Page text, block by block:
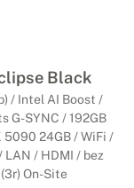
tvoriť alebo
PC
so systémom
vybavené
urýchľujú
Black
/ Intel AI Boost /
G-SYNC / 192GB
5090 24GB / WiFi /
LAN / HDMI / bez
On-Site